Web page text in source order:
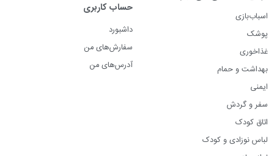
اسباب‌بازی
پوشک
غذاخوری
بهداشت و حمام
ایمنی
سفر و گردش
اتاق کودک
لباس نوزادی و کودک
حساب کاربری
داشبورد
سفارش‌های من
آدرس‌های من